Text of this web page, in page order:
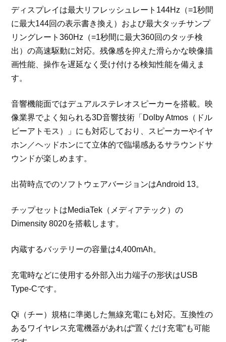
ディスプレイは最大リフレッシュレート144Hz（=1秒間
に最大144回の表示書き換え）および最大タッチサンプ
リングレート360Hz（=1秒間に最大360回のタッチ検
出）の高速駆動に対応。残像感を抑えた滑らかな映像描
画性能、操作を遅延なく受け付ける検知性能を備えま
す。
音響機能面ではデュアルステレオスピーカーを搭載。映
像業界でよく知られる3D音響技術「Dolby Atmos（ドル
ビーアトモス）」にも対応しており、スピーカーやイヤ
ホン／ヘッドホンにて立体的で臨場感あるサラウンドサ
ウンドが楽しめます。
出荷時点でのソフトウェアバージョンはAndroid 13。
チップセットはMediaTek（メディアテック）の
Dimensity 8020を搭載します。
内蔵するバッテリーの容量は4,400mAh。
充電時などに使用する外部入出力端子の形状はUSB
Type-Cです。
Qi（チー）規格に準拠した無線充電にも対応。互換性の
あるワイヤレス充電機器があれば“置くだけ充電”も可能